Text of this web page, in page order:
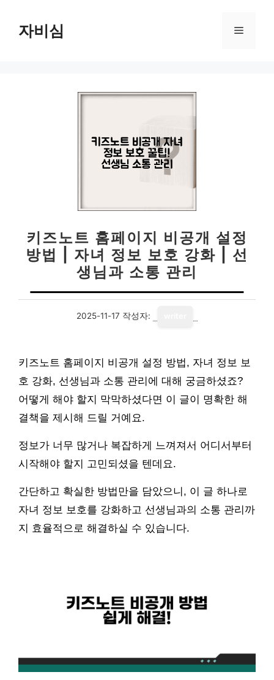
자비심 메
키즈노트 홈페이지 비공개 설정
방법 | 자녀 정보 보호 강화 | 선
생님과 소통 관리
2025-11-17 작성자:
키즈노트 홈페이지 비공개 설정 방법, 자녀 정보 보
호 강화, 선생님과 소통 관리에 대해 궁금하셨죠?
어떻게 해야 할지 막막하셨다면 이 글이 명확한 해
결책을 제시해 드릴 거예요.
정보가 너무 많거나 복잡하게 느껴져서 어디서부터
시작해야 할지 고민되셨을 텐데요.
간단하고 확실한 방법만을 담았으니, 이 글 하나로
자녀 정보 보호를 강화하고 선생님과의 소통 관리까
지 효율적으로 해결하실 수 있습니다.